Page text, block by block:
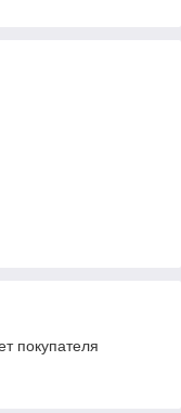
покупателя